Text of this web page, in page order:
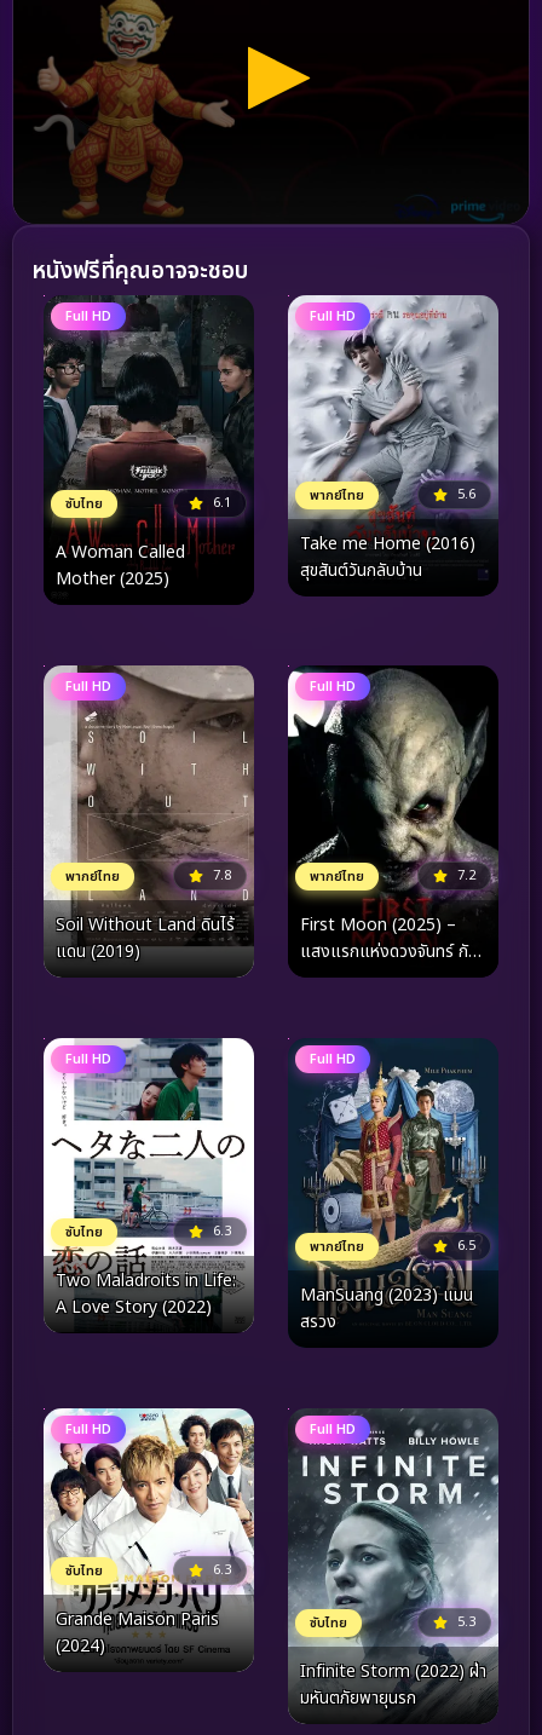
หนังฟรีที่คุณอาจจะชอบ
Full HD
ซับไทย 6.1
A Woman Called
Mother (2025)
Full HD
พากย์ไทย 5.6
Take me Home (2016)
สุขสันต์วันกลับบ้าน
Full HD
พากย์ไทย 7.8
Soil Without Land ดินไร้
แดน (2019)
Full HD
พากย์ไทย 7.2
First Moon (2025) –
แสงแรกแห่งดวงจันทร์ กับ
การเดินทางย้อนคืนสู่ห้วง
Full HD
ซับไทย 6.3
Two Maladroits in Life:
A Love Story (2022)
Full HD
พากย์ไทย 6.5
ManSuang (2023) แมน
สรวง
Full HD
ซับไทย 6.3
Grande Maison Paris
(2024)
Full HD
ซับไทย 5.3
Infinite Storm (2022) ฝ่า
มหันตภัยพายุนรก